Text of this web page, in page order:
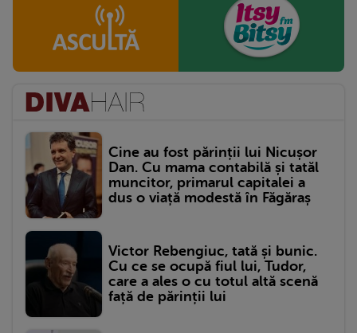
Cine au fost părinții lui Nicușor
Dan. Cu mama contabilă și tatăl
muncitor, primarul capitalei a
dus o viață modestă în Făgăraș
Victor Rebengiuc, tată și bunic.
Cu ce se ocupă fiul lui, Tudor,
care a ales o cu totul altă scenă
față de părinții lui